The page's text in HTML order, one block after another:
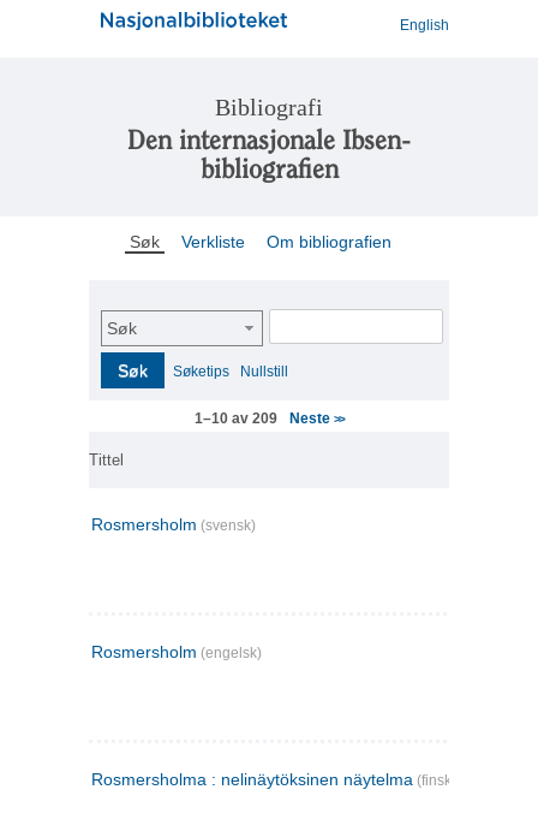
English
Bibliografi
Den internasjonale Ibsen-
bibliografien
Søk Verkliste Om bibliografien
Søk
Søk Søketips Nullstill
1–10 av 209 Neste >>
Tittel
Rosmersholm (svensk)
Rosmersholm (engelsk)
Rosmersholma : nelinäytöksinen näytelma (finsk)